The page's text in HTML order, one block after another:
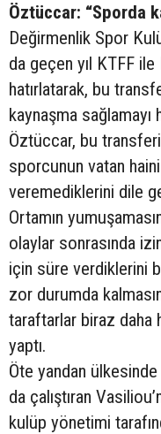
Öztüccar: “Sporda
Değirmenlik Spor
da geçen yıl KTFF ile
hatırlatarak, bu
kaynaşma
Öztüccar, bu
sporcunun vatan
veremediklerini dile
Ortamın
olaylar sonrasında
için süre verdiklerini
zor durumda
taraftarlar biraz daha
yaptı.
Öte yandan ülkesinde
da çalıştıran
kulüp yönetimi